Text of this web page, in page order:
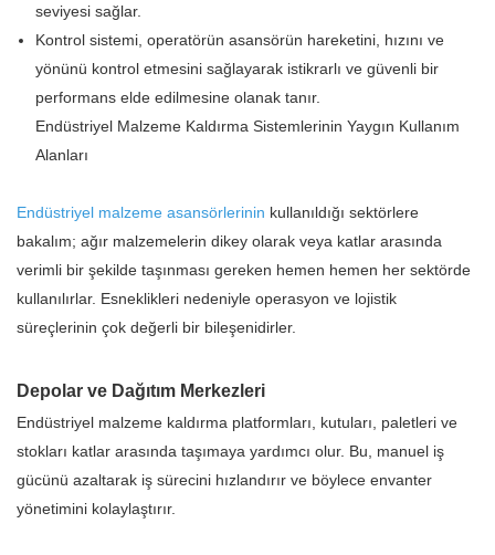
seviyesi sağlar.
Kontrol sistemi, operatörün asansörün hareketini, hızını ve
yönünü kontrol etmesini sağlayarak istikrarlı ve güvenli bir
performans elde edilmesine olanak tanır.
Endüstriyel Malzeme Kaldırma Sistemlerinin Yaygın Kullanım
Alanları
Endüstriyel malzeme asansörlerinin kullanıldığı sektörlere
bakalım; ağır malzemelerin dikey olarak veya katlar arasında
verimli bir şekilde taşınması gereken hemen hemen her sektörde
kullanılırlar. Esneklikleri nedeniyle operasyon ve lojistik
süreçlerinin çok değerli bir bileşenidirler.
Depolar ve Dağıtım Merkezleri
Endüstriyel malzeme kaldırma platformları, kutuları, paletleri ve
stokları katlar arasında taşımaya yardımcı olur. Bu, manuel iş
gücünü azaltarak iş sürecini hızlandırır ve böylece envanter
yönetimini kolaylaştırır.